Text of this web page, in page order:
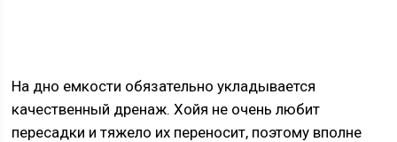
На дно емкости обязательно укладывается
качественный дренаж. Хойя не очень любит
пересадки и тяжело их переносит, поэтому вполне